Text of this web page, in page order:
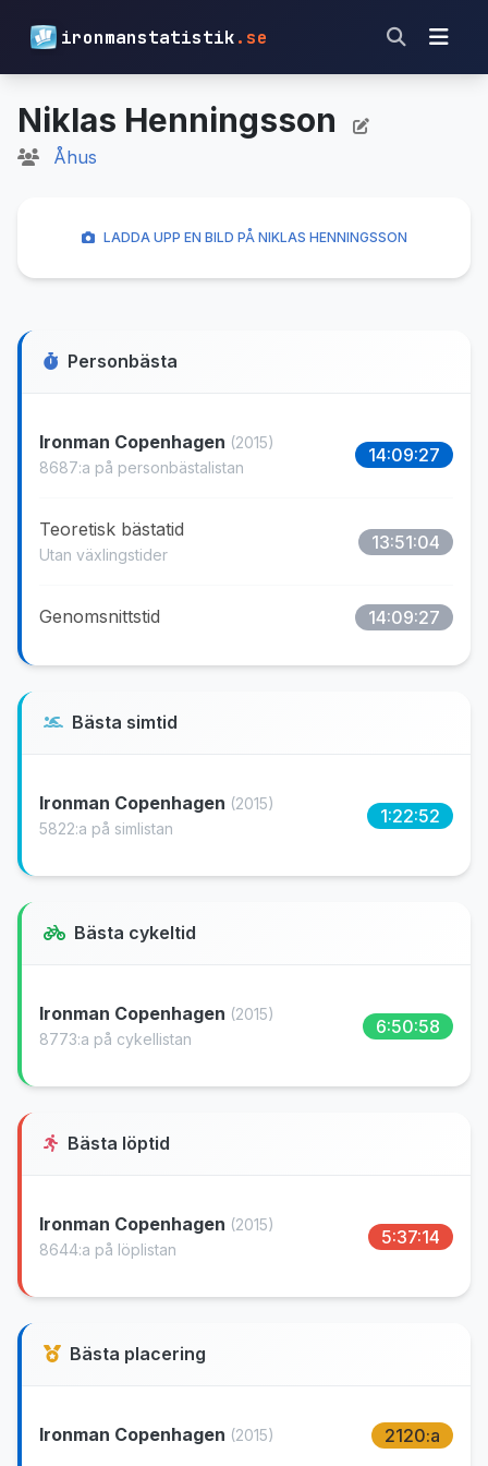
ironmanstatistik.se
Niklas Henningsson
Åhus
Personbästa
Ironman Copenhagen (2015)
8687:a på personbästalistan
14:09:27
Teoretisk bästatid
Utan växlingstider
13:51:04
Genomsnittstid 14:09:27
Bästa simtid
Ironman Copenhagen (2015)
5822:a på simlistan
1:22:52
Bästa cykeltid
Ironman Copenhagen (2015)
8773:a på cykellistan
6:50:58
Bästa löptid
Ironman Copenhagen (2015)
8644:a på löplistan
5:37:14
Bästa placering
Ironman Copenhagen (2015) 2120:a
LADDA UPP EN BILD PÅ NIKLAS HENNINGSSON